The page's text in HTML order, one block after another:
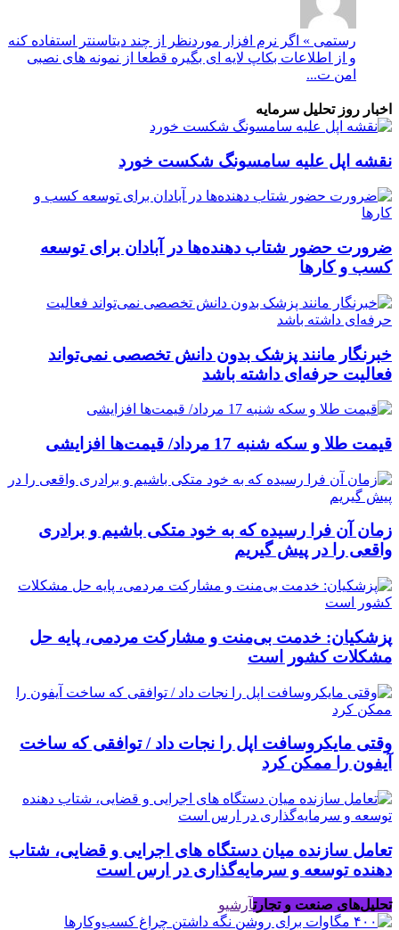
رستمی » اگر نرم افزار موردنظر از چند دیتاسنتر استفاده کنه
و از اطلاعات بکاپ لایه ای بگیره قطعا از نمونه های نصبی
امن ت...
اخبار روز تحلیل سرمایه
نقشه اپل علیه سامسونگ شکست خورد
ضرورت حضور شتاب ‌دهنده‌ها در آبادان برای توسعه
کسب‌ و کارها
خبرنگار مانند پزشک بدون دانش تخصصی نمی‌تواند
فعالیت حرفه‌ای داشته باشد
قیمت طلا و سکه شنبه 17 مرداد/ قیمت‌ها افزایشی
زمان آن فرا رسیده که به خود متکی باشیم و برادری
واقعی را در پیش گیریم
پزشکیان: خدمت بی‌منت و مشارکت مردمی، پایه حل
مشکلات کشور است
وقتی مایکروسافت اپل را نجات داد / توافقی که ساخت
آیفون را ممکن کرد
تعامل سازنده میان دستگاه‌ های اجرایی و قضایی، شتاب‌
دهنده توسعه و سرمایه‌گذاری در ارس است
تحلیل‌های صنعت و تجارتآرشیو